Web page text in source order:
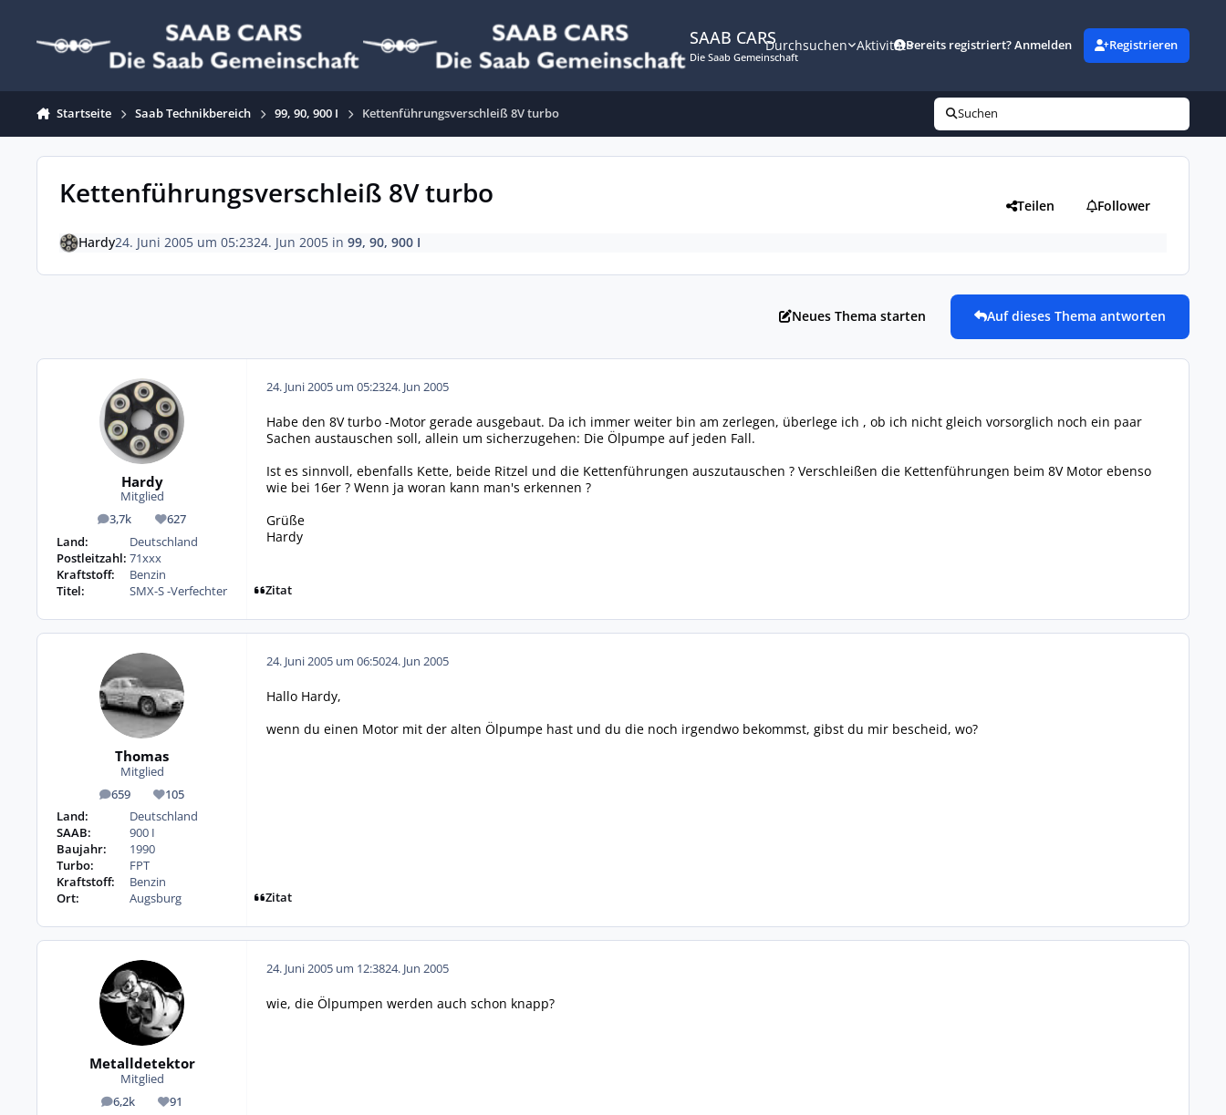
SAAB CARS
Die Saab Gemeinschaft
Durchsuchen AktivitätBereits registriert? Anmelden Registrieren
Startseite Saab Technikbereich 99, 90, 900 I Kettenführungsverschleiß 8V turbo Suchen
Kettenführungsverschleiß 8V turbo Teilen Follower
Hardy24. Juni 2005 um 05:2324. Jun 2005in 99, 90, 900 I
Neues Thema starten Auf dieses Thema antworten
Hardy
Mitglied
3,7k
Beiträge 627
Reputation
Land:
Deutschland
Postleitzahl: 71xxx
Kraftstoff:
Benzin
Titel:
SMX-S -Verfechter
24. Juni 2005 um 05:2324. Jun 2005
Habe den 8V turbo -Motor gerade ausgebaut. Da ich immer weiter bin am zerlegen, überlege ich , ob ich nicht gleich vorsorglich noch ein paar
Sachen austauschen soll, allein um sicherzugehen: Die Ölpumpe auf jeden Fall.
Ist es sinnvoll, ebenfalls Kette, beide Ritzel und die Kettenführungen auszutauschen ? Verschleißen die Kettenführungen beim 8V Motor ebenso
wie bei 16er ? Wenn ja woran kann man's erkennen ?
Grüße
Hardy
Zitat
Thomas
Mitglied
659
Beiträge 105
Reputation
Land:
Deutschland
SAAB:
900 I
Baujahr:
1990
Turbo:
FPT
Kraftstoff:
Benzin
Ort:
Augsburg
24. Juni 2005 um 06:5024. Jun 2005
Hallo Hardy,
wenn du einen Motor mit der alten Ölpumpe hast und du die noch irgendwo bekommst, gibst du mir bescheid, wo?
Zitat
Metalldetektor
Mitglied
6,2k
Beiträge 91
Reputation
24. Juni 2005 um 12:3824. Jun 2005
wie, die Ölpumpen werden auch schon knapp?